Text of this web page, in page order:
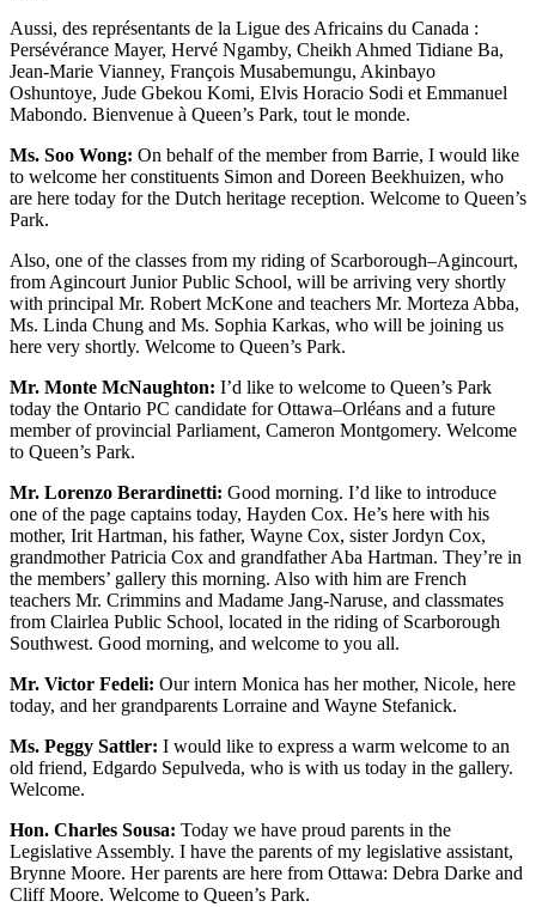
Aussi, des représentants de la Ligue des Africains du Canada :
Persévérance Mayer, Hervé Ngamby, Cheikh Ahmed Tidiane Ba,
Jean-Marie Vianney, François Musabemungu, Akinbayo
Oshuntoye, Jude Gbekou Komi, Elvis Horacio Sodi et Emmanuel
Mabondo. Bienvenue à Queen’s Park, tout le monde.
Ms. Soo Wong: On behalf of the member from Barrie, I would like
to welcome her constituents Simon and Doreen Beekhuizen, who
are here today for the Dutch heritage reception. Welcome to Queen’s
Park.
Also, one of the classes from my riding of Scarborough–Agincourt,
from Agincourt Junior Public School, will be arriving very shortly
with principal Mr. Robert McKone and teachers Mr. Morteza Abba,
Ms. Linda Chung and Ms. Sophia Karkas, who will be joining us
here very shortly. Welcome to Queen’s Park.
Mr. Monte McNaughton: I’d like to welcome to Queen’s Park
today the Ontario PC candidate for Ottawa–Orléans and a future
member of provincial Parliament, Cameron Montgomery. Welcome
to Queen’s Park.
Mr. Lorenzo Berardinetti: Good morning. I’d like to introduce
one of the page captains today, Hayden Cox. He’s here with his
mother, Irit Hartman, his father, Wayne Cox, sister Jordyn Cox,
grandmother Patricia Cox and grandfather Aba Hartman. They’re in
the members’ gallery this morning. Also with him are French
teachers Mr. Crimmins and Madame Jang-Naruse, and classmates
from Clairlea Public School, located in the riding of Scarborough
Southwest. Good morning, and welcome to you all.
Mr. Victor Fedeli: Our intern Monica has her mother, Nicole, here
today, and her grandparents Lorraine and Wayne Stefanick.
Ms. Peggy Sattler: I would like to express a warm welcome to an
old friend, Edgardo Sepulveda, who is with us today in the gallery.
Welcome.
Hon. Charles Sousa: Today we have proud parents in the
Legislative Assembly. I have the parents of my legislative assistant,
Brynne Moore. Her parents are here from Ottawa: Debra Darke and
Cliff Moore. Welcome to Queen’s Park.